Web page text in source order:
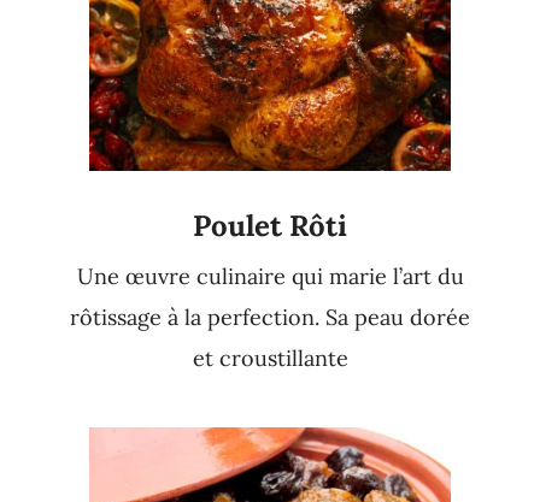
Poulet Rôti
Une œuvre culinaire qui marie l’art du
rôtissage à la perfection. Sa peau dorée
et croustillante